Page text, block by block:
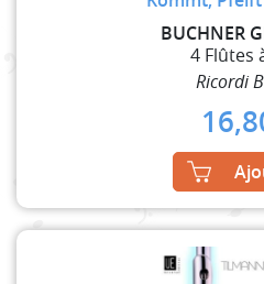
BUCHNER
4 Flûtes
Ricordi